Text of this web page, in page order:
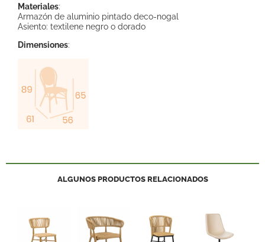
Materiales:
Armazón de aluminio pintado deco-nogal
Asiento: textilene negro o dorado
Dimensiones:
ALGUNOS PRODUCTOS RELACIONADOS